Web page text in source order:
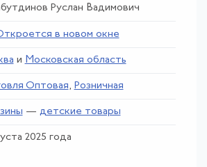
Руслан Вадимович
в новом окне
и Московская область
Оптовая, Розничная
— детские товары
2025 года